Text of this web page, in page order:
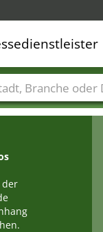
der
Branchen